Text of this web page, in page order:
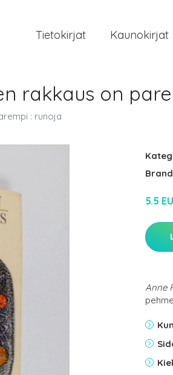
Tietokirjat Kaunokirjat
rakkaus on
: runoja
5.5
Anne